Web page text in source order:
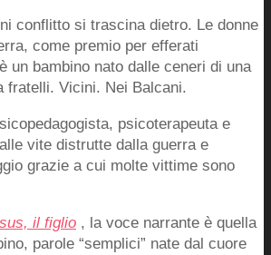
conflitto si trascina dietro. Le donne
come premio per efferati
un bambino nato dalle ceneri di una
fratelli. Vicini. Nei Balcani.
psicoterapeuta e
vite distrutte dalla guerra e
grazie a cui molte vittime sono
il figlio , la voce narrante è quella
parole “semplici” nate dal cuore